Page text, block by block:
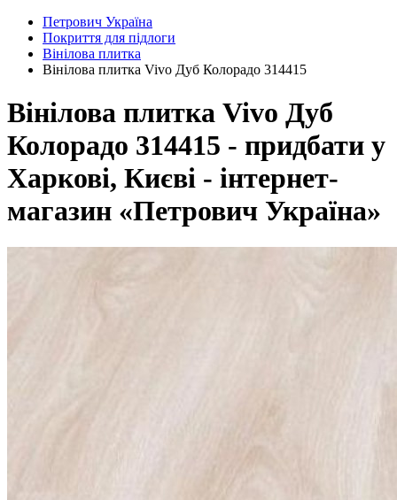
Петрович Україна
Покриття для підлоги
Вінілова плитка
Вінілова плитка Vivo Дуб Колорадо 314415
Вінілова плитка Vivo Дуб
Колорадо 314415 - придбати у
Харкові, Києві - інтернет-
магазин «Петрович Україна»